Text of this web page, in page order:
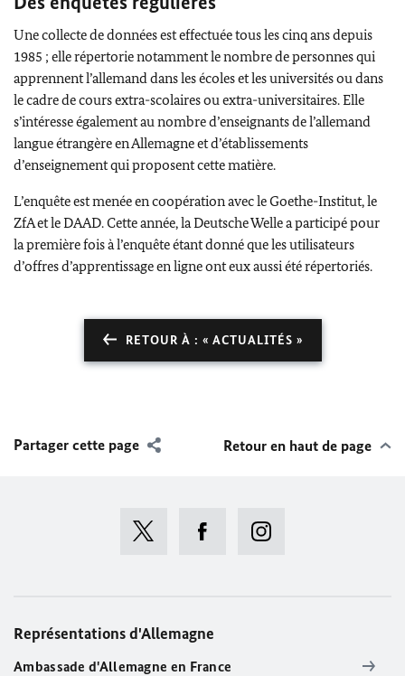
Une collecte de données est effectuée tous les cinq ans depuis
1985 ; elle répertorie notamment le nombre de personnes qui
apprennent l’allemand dans les écoles et les universités ou dans
le cadre de cours extra-scolaires ou extra-universitaires. Elle
s’intéresse également au nombre d’enseignants de l’allemand
langue étrangère en Allemagne et d’établissements
d’enseignement qui proposent cette matière.
L’enquête est menée en coopération avec leGoethe-Institut, le
ZfAet le DAAD. Cette année, laDeutsche Wellea participé pour
la première fois à l’enquête étant donné que les utilisateurs
d’offres d’apprentissage en ligne ont eux aussi été répertoriés.
RETOUR À : « ACTUALITÉS »
Partager cette page Retour en haut de page
Représentations d'Allemagne
Ambassade d'Allemagne en France